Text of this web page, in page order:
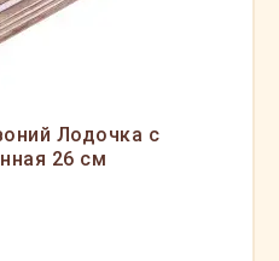
Лодочка с
26 см